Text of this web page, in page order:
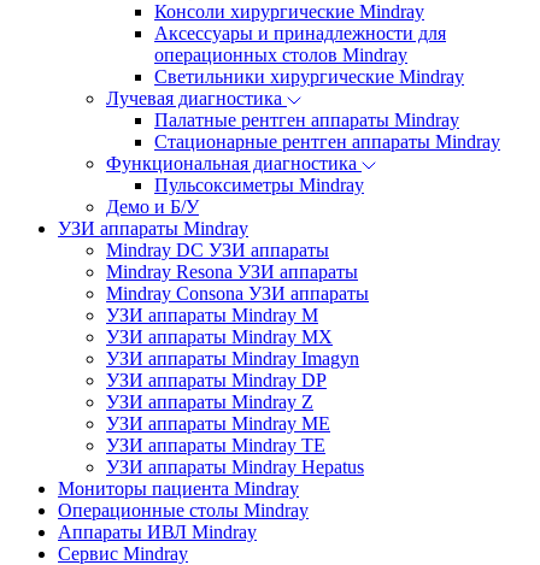
Консоли хирургические Mindray
Аксессуары и принадлежности для
операционных столов Mindray
Светильники хирургические Mindray
Лучевая диагностика
Палатные рентген аппараты Mindray
Стационарные рентген аппараты Mindray
Функциональная диагностика
Пульсоксиметры Mindray
Демо и Б/У
УЗИ аппараты Mindray
Mindray DC УЗИ аппараты
Mindray Resona УЗИ аппараты
Mindray Consona УЗИ аппараты
УЗИ аппараты Mindray M
УЗИ аппараты Mindray MX
УЗИ аппараты Mindray Imagyn
УЗИ аппараты Mindray DP
УЗИ аппараты Mindray Z
УЗИ аппараты Mindray ME
УЗИ аппараты Mindray TE
УЗИ аппараты Mindray Hepatus
Мониторы пациента Mindray
Операционные столы Mindray
Аппараты ИВЛ Mindray
Сервис Mindray